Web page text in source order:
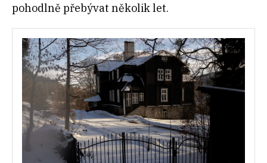
pohodlně přebývat několik let.